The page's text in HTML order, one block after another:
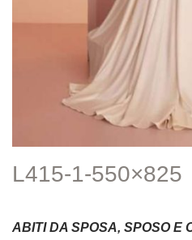
L415-1-550×825
ABITI DA SPOSA, SPOSO E